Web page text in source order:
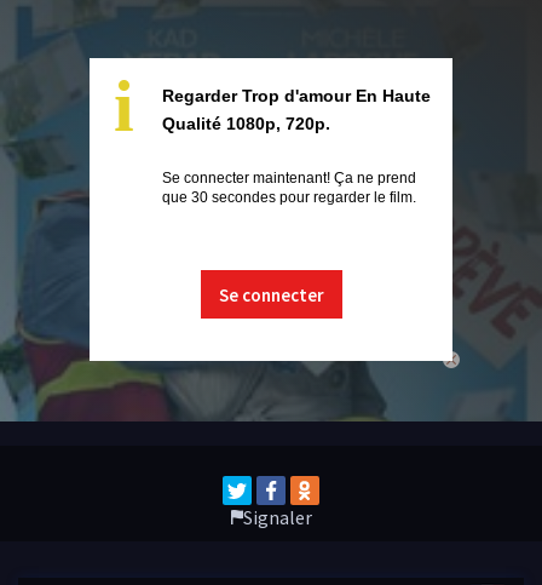
close
i
Regarder Trop d'amour En Haute
Qualité 1080p, 720p.
Se connecter maintenant! Ça ne prend
que 30 secondes pour regarder le film.
Se connecter
Signaler